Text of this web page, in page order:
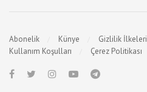
Abonelik Künye Gizlilik İlkeleri
Kullanım Koşulları
Çerez Politikası